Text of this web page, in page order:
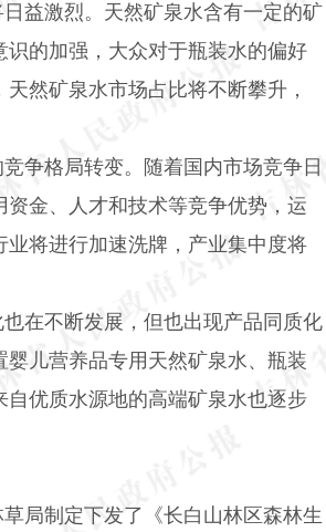
益激烈。天然矿泉水含有一定的矿
的加强，大众对于瓶装水的偏好
然矿泉水市场占比将不断攀升，
争格局转变。随着国内市场竞争日
金、人才和技术等竞争优势，运
将进行加速洗牌，产业集中度将
在不断发展，但也出现产品同质化
儿营养品专用天然矿泉水、瓶装
优质水源地的高端矿泉水也逐步
局制定下发了《长白山林区森林生